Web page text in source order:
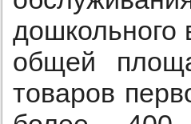
дошкольного
общей
товаров